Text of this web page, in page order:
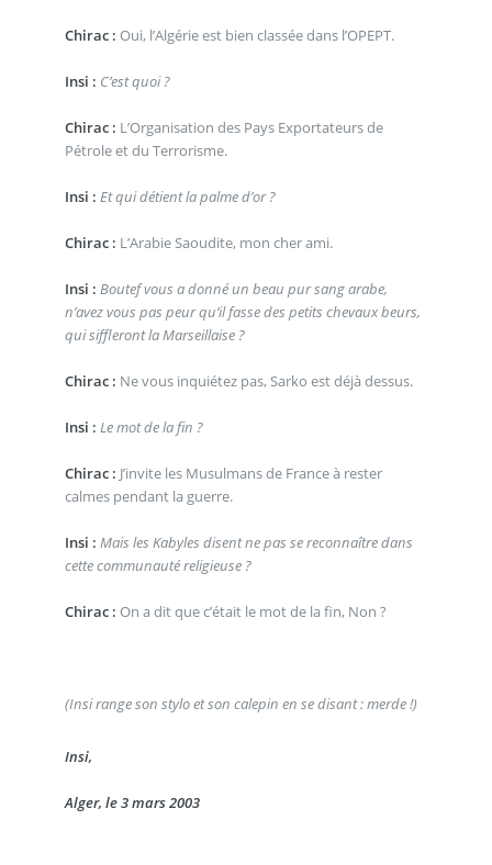
Chirac : Oui, l’Algérie est bien classée dans l’OPEPT.
Insi : C’est quoi ?
Chirac : L’Organisation des Pays Exportateurs de
Pétrole et du Terrorisme.
Insi : Et qui détient la palme d’or ?
Chirac : L’Arabie Saoudite, mon cher ami.
Insi : Boutef vous a donné un beau pur sang arabe,
n’avez vous pas peur qu’il fasse des petits chevaux beurs,
qui siffleront la Marseillaise ?
Chirac : Ne vous inquiétez pas, Sarko est déjà dessus.
Insi : Le mot de la fin ?
Chirac : J’invite les Musulmans de France à rester
calmes pendant la guerre.
Insi : Mais les Kabyles disent ne pas se reconnaître dans
cette communauté religieuse ?
Chirac : On a dit que c’était le mot de la fin, Non ?
(Insi range son stylo et son calepin en se disant : merde !)
Insi,
Alger, le 3 mars 2003